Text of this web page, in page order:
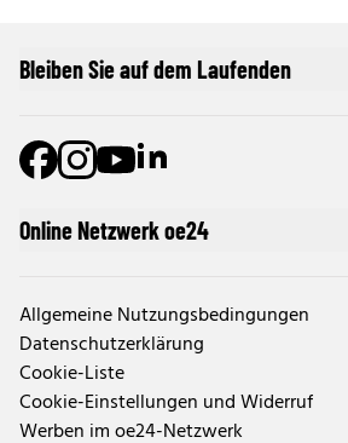
Online Netzwerk oe24
Allgemeine Nutzungsbedingungen
Datenschutzerklärung
Cookie-Liste
Cookie-Einstellungen und Widerruf
Werben im oe24-Netzwerk
Bleiben Sie auf dem Laufenden